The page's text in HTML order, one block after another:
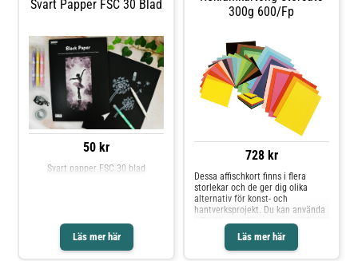
Svart Papper FSC 30 Blad
50 kr
Läs mer här
Svart papper FSC 30 blad
300g 600/fp
728 kr
Läs mer här
Dessa affischkort finns i flera
storlekar och de ger dig olika
alternativ för konst- och
hantverksprojekt. Du kan använda
affischkorten för att skapa allt
från fräcka masker och
pappersleksaker till
gratulationskort och origamikonst.